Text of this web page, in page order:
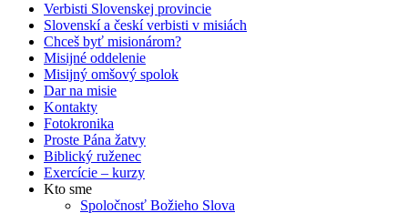
Verbisti Slovenskej provincie
Slovenskí a českí verbisti v misiách
Chceš byť misionárom?
Misijné oddelenie
Misijný omšový spolok
Dar na misie
Kontakty
Fotokronika
Proste Pána žatvy
Biblický ruženec
Exercície – kurzy
Kto sme
Spoločnosť Božieho Slova